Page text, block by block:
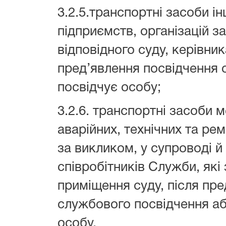
3.2.5.транспортні засоби
підприємств, організацій
відповідного суду,
пред’явлення
посвідчує особу;
3.2.6. транспортні засоби
аварійних, технічних та
за викликом, у супроводі
співробітників Служби,
приміщення суду, після
службового посвідчення
особу.